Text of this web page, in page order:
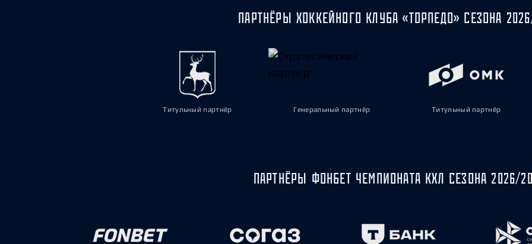
ПАРТНЁРЫ ХОККЕЙНОГО КЛУБА «ТОРПЕДО» СЕЗОНА
Титульный партнёр Генеральный партнёр Титульный партнёр
ПАРТНЁРЫ ФОНБЕТ ЧЕМПИОНАТА КХЛ СЕЗОНА 2026/